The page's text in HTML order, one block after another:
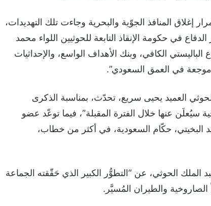
إغلاق المنافذ الجوّية والبحرية وجاءت تلك التهديدات،
في حكومة الإنقاذ التابعة للحوثيين اللواء محمد
الكافي، وبنك الأهداف الواسع، والإحداثيات
في العمق السعودي”.
العميد يحيى سريع، تحدّث، بمناسبة الذكرى
عنها خلال الفترة المقبلة”، فيما توعّد عضو
حكّام السعودية، في أكثر من خطاب،
الحوثي، عن “التطوُّر الكبير الذي حَقّقته الجماعة
والطيران المُسيَّر.